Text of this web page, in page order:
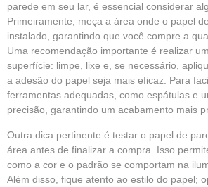
parede em seu lar, é essencial considerar
Primeiramente, meça a área onde o papel
instalado, garantindo que você compre a
Uma recomendação importante é realizar
superfície: limpe, lixe e, se necessário,
a adesão do papel seja mais eficaz. Para
ferramentas adequadas, como espátulas e
precisão, garantindo um acabamento mais
Outra dica pertinente é testar o papel de
área antes de finalizar a compra. Isso
como a cor e o padrão se comportam na
Além disso, fique atento ao estilo do papel;